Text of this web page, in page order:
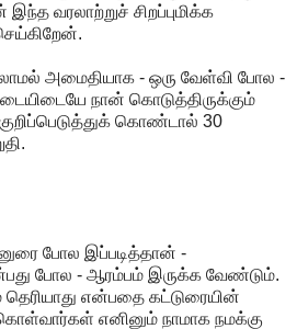
வரலாற்றுச் சிறப்புமிக்க
அமைதியாக - ஒரு வேள்வி போல -
நான் கொடுத்திருக்கும்
கொண்டால் 30
போல இப்படித்தான் -
போல - ஆரம்பம் இருக்க வேண்டும்.
தெரியாது என்பதை கட்டுரையின்
எனினும் நாமாக நமக்கு